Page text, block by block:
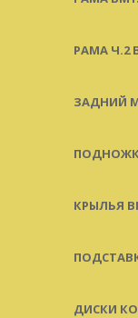
РАМА Ч.2
ЗАДНИЙ
КРЫЛЬЯ
ДИСКИ